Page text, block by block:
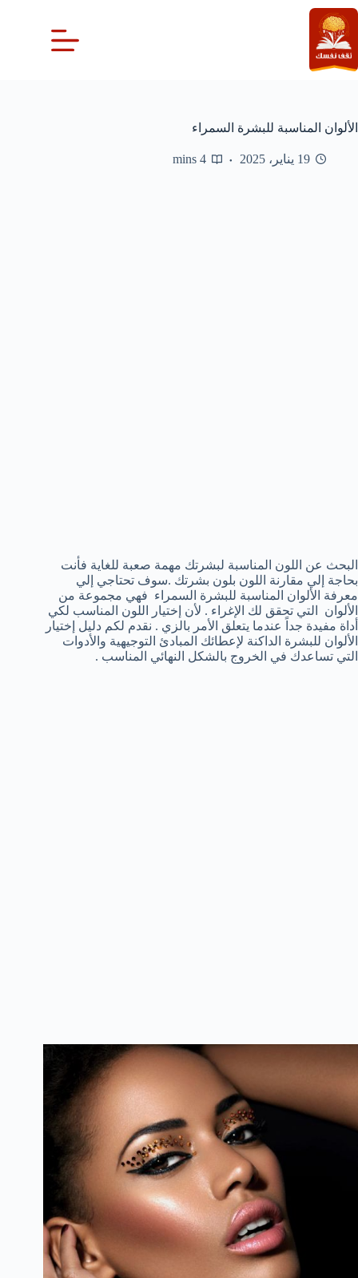
التجاوز
إلى
المحتوى
الألوان المناسبة للبشرة السمراء
19 يناير، 2025 4 mins
البحث عن اللون المناسبة لبشرتك مهمة صعبة للغاية فأنت
بحاجة إلي مقارنة اللون بلون بشرتك .سوف تحتاجي إلي
معرفة الألوان المناسبة للبشرة السمراء فهي مجموعة من
الألوان التي تحقق لك الإغراء . لأن إختيار اللون المناسب لكي
أداة مفيدة جداً عندما يتعلق الأمر بالزي . نقدم لكم دليل إختيار
الألوان للبشرة الداكنة لإعطائك المبادئ التوجيهية والأدوات
التي تساعدك في الخروج بالشكل النهائي المناسب .